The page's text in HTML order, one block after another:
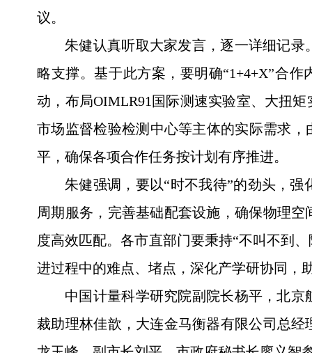
议。
朱健认真听取大家发言，逐一详细记
略支撑。基于此方案，要明确“1+4+X”合
动，布局OIMLR91国际测速实验室、大扭
市场监督检验检测中心等主体的实际需求
平，确保各项合作任务按计划有序推进。
朱健强调，要以“时不我待”的劲头，
周期服务，完善基础配套设施，确保物理
度高效匹配。各市直部门要秉持“不叫不到
进过程中的难点、堵点，深化产学研协同，
中国计量科学研究院副院长杨平，北
裁助理林佳歆，大连金马衡器有限公司总